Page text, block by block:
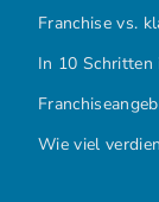
Franchise vs.
In 10
Wie viel